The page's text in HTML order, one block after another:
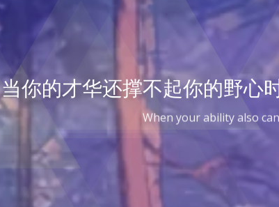
当你的才华还撑不起你的野心
When your ability also can't control